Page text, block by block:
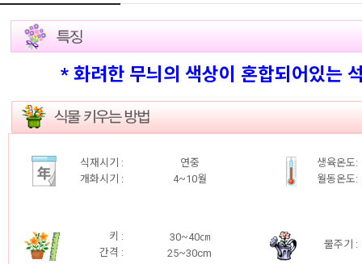
* 화려한 무늬의 색상이 혼합되어있는
식재시기 :
개화시기 :
연중
4~10월
생육온도:
월동온도:
키 :
간격 :
30~40㎝
25~30cm
물주기 :